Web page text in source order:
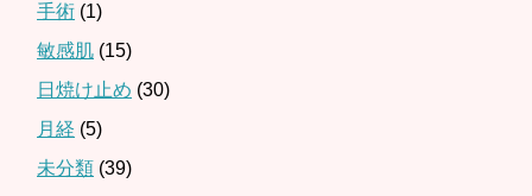
手術 (1)
敏感肌 (15)
日焼け止め (30)
月経 (5)
未分類 (39)